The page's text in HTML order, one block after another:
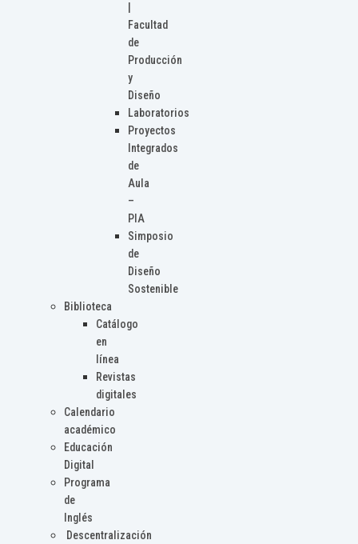
Facultad
de
Producción
y
Diseño
Laboratorios
Proyectos
Integrados
de
Aula
–
PIA
Simposio
de
Diseño
Sostenible
Biblioteca
Catálogo
en
línea
Revistas
digitales
Calendario
académico
Educación
Digital
Programa
de
Inglés
Descentralización